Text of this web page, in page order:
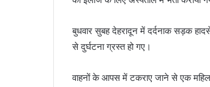
बुधवार सुबह देहरादून में दर्दनाक सड़क
से दुर्घटना ग्रस्त हो गए।
वाहनों के आपस में टकराए जाने से एक